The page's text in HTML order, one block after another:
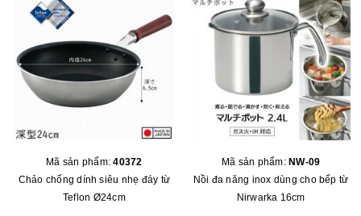
Mã sản phẩm:40372
Chảo chống dính siêu nhẹ đáy từ
Teflon Ø24cm
Mã sản phẩm: NW-09
Nồi đa năng inox dùng cho bếp từ
Nirwarka 16cm